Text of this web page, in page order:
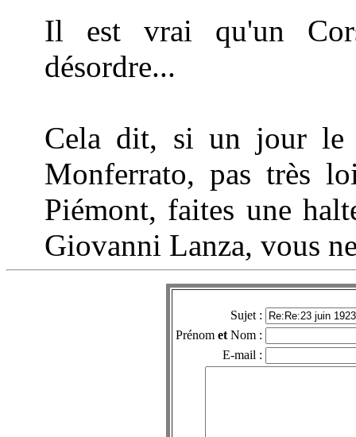
Il est vrai qu'un
désordre...
Cela dit, si un jour le
Monferrato, pas très
Piémont, faites une
Giovanni Lanza, vous
Sujet :
Prénom et Nom :
E-mail :